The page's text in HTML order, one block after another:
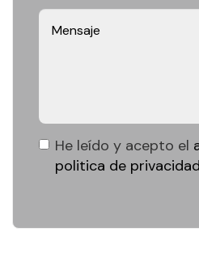
He leído y acepto el
politica de privacidad